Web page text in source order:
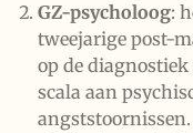
GZ-psycholoog:
tweejarige post-
op de
scala aan
angststoornissen.